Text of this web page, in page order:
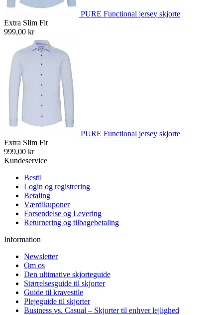
PURE Functional jersey skjorte
Extra Slim Fit
999,00 kr
PURE Functional jersey skjorte
Extra Slim Fit
999,00 kr
Kundeservice
Bestil
Login og registrering
Betaling
Værdikuponer
Forsendelse og Levering
Returnering og tilbagebetaling
Information
Newsletter
Om os
Den ultimative skjorteguide
Størrelsesguide til skjorter
Guide til kravestile
Plejeguide til skjorter
Business vs. Casual – Skjorter til enhver lejlighed